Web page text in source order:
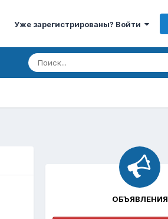
Уже зарегистрированы? Войти
ОБЪЯВЛЕНИЯ